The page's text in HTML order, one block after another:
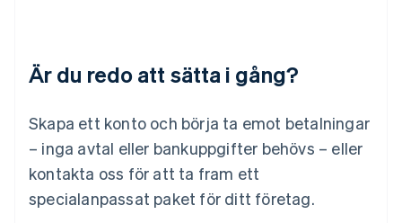
Är du redo att sätta i gång?
Skapa ett konto och börja ta emot betalningar
– inga avtal eller bankuppgifter behövs – eller
kontakta oss för att ta fram ett
specialanpassat paket för ditt företag.
Nederländerna
Norge
English
Nya Zeeland
English
English